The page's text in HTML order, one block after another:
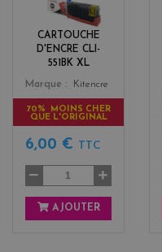
CARTOUCHE
D'ENCRE CLI-
551BK XL
Color
c
k
Marque Kitencre
70% MOINS CHER
QUE L'ORIGINAL
6,00 € TTC
AJOUTER